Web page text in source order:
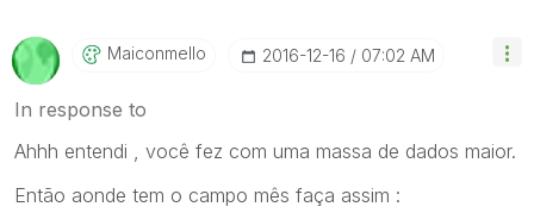
Maiconmello ‎2016-12-16 07:02 AM
In response to
Ahhh entendi , você fez com uma massa de dados maior.
Então aonde tem o campo mês faça assim :